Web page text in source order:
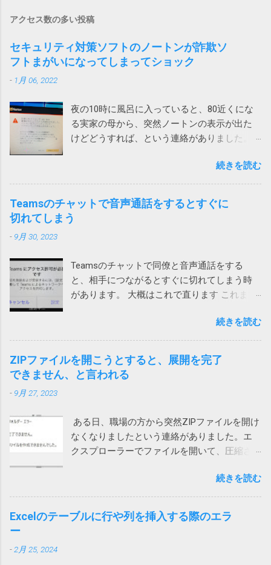
アクセス数の多い投稿
セキュリティ対策ソフトのノートンが詐欺ソ
フトまがいになってしまってショック
- 1月 06, 2022
夜の10時に風呂に入っていると、80近くにな
る実家の母から、突然ノートンの表示が出た
けどどうすれば、という連絡がありました。
お使いのパソコンで462件の破損されたレジス
トリが検出されました。パソコンをクリーン
アップしてパフォーマンスを向上させましょ
う。 レジストリの問題は、パソコンの速度低
下、フリーズ、さらにはクラッシュの原因と
題の解決とパソコンのパフォーマンス向上に
役立ててください。 ノートンがこんな、レジ
ストリが壊れているからと不安をあおって、
セージを出してくるとは。 親曰く「レジスト
リが破損て驚いた」（原文ママ）。わけのわ
からん高齢者に無用なストレスを与えていま
す。 大体レジストリーとか言って、それの意
ックはひどいことになっているけれど、個人
向けのノートンライフロックは大丈夫みたい
と思っていたら、こんなことになるとは。 も
う、セキュリティ製品を買うのはやめて、
Windows に最初からついてくる Microsoft
いう余計な問題も起きないし。 2022/9/1 追
続きを読む
Teamsのチャットで音声通話をするとすぐに
切れてしまう
- 9月 30, 2023
Teamsのチャットで同僚と音声通話をする
と、相手につながるとすぐに切れてしまう時
があります。 大概はこれで直ります これまで
プリをアップデートする サインインし直す ア
プリを再インストール ローカルネットワーク
へのアクセス許可 今回は、上記対策を試して
も直らないiPhoneがありました。 通話する際
に一瞬チラッと次の画面が見えます。 そこ
Teamsを選んでも変更できます） これで、通
話が切れなくなりました。 アプリインストー
ル時に許可を求められたような気がします。
うのでしょう。 Wi-Fiを使うと切れる 別のユー
ザーから問い合わせがあり、上記対策を行っ
ても通話すると切れる状態に。しかも、私か
続きを読む
ZIPファイルを開こうとすると、展開を完了
できません、と言われる
- 9月 27, 2023
ある日、職場の方から突然ZIPファイルを開け
なくなりましたという連絡がありました。エ
クスプローラーでファイルを開いて、圧縮さ
と、「展開を完了できません。展開先ファイ
ルを作成できませんでした。」というメッセ
ージが表示され、ファイルの中身が表示され
ません。 7zipからは開くことができるので、
続きを読む
Excelのテーブルに行や列を挿入する際のエラ
ー
- 2月 25, 2024